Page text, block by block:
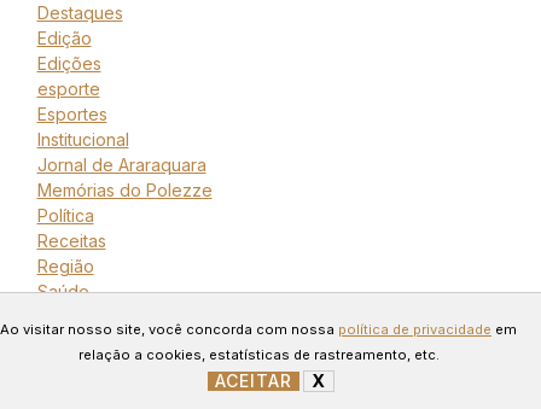
Destaques
Edição
Edições
esporte
Esportes
Institucional
Jornal de Araraquara
Memórias do Polezze
Política
Receitas
Região
Saúde
Copyright © 2024 Todos os
direitos reservados. Desenvolvido
por Connect Web Marketing.
Ao visitar nosso site, você concorda com nossa política de privacidade em
relação a cookies, estatísticas de rastreamento, etc.
ACEITAR X
GERENCIAR COOKIES